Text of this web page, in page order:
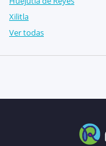
Xilitla
Ver todas